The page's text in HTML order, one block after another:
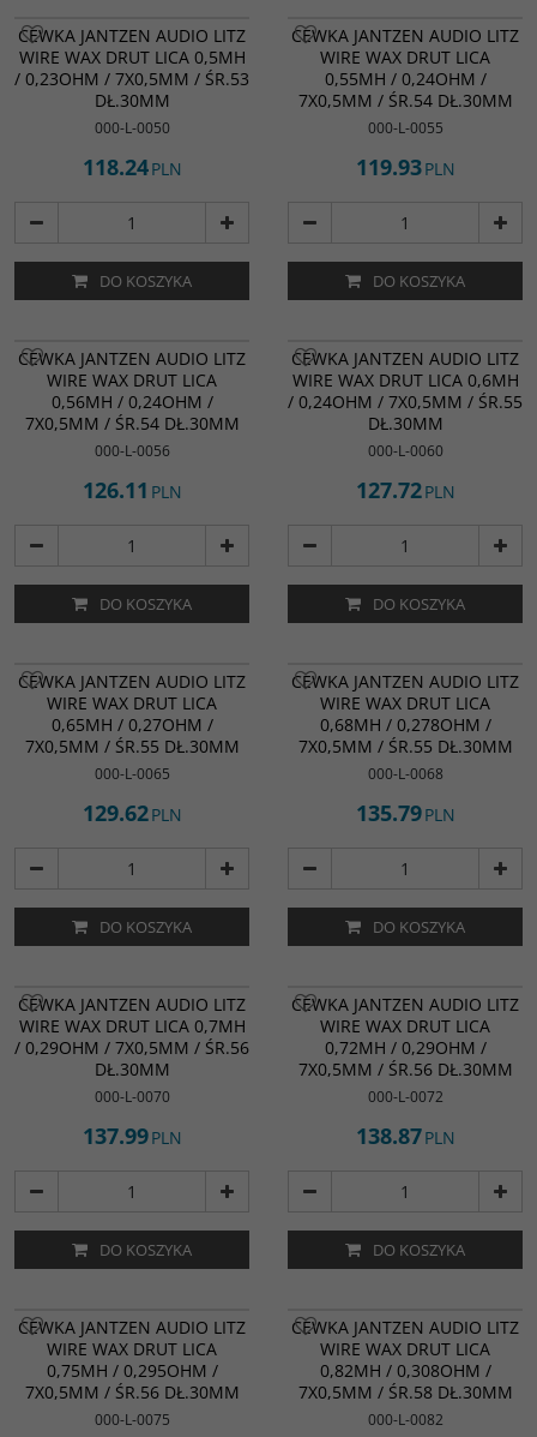
CEWKA JANTZEN AUDIO LITZ
WIRE WAX DRUT LICA 0,5MH
/ 0,23OHM / 7X0,5MM / ŚR.53
DŁ.30MM
000-L-0050
118.24PLN
DO KOSZYKA
CEWKA JANTZEN AUDIO LITZ
WIRE WAX DRUT LICA
0,55MH / 0,24OHM /
7X0,5MM / ŚR.54 DŁ.30MM
000-L-0055
119.93PLN
DO KOSZYKA
CEWKA JANTZEN AUDIO LITZ
WIRE WAX DRUT LICA
0,56MH / 0,24OHM /
7X0,5MM / ŚR.54 DŁ.30MM
000-L-0056
126.11 PLN
DO KOSZYKA
CEWKA JANTZEN AUDIO LITZ
WIRE WAX DRUT LICA 0,6MH
/ 0,24OHM / 7X0,5MM / ŚR.55
DŁ.30MM
000-L-0060
127.72PLN
DO KOSZYKA
CEWKA JANTZEN AUDIO LITZ
WIRE WAX DRUT LICA
0,65MH / 0,27OHM /
7X0,5MM / ŚR.55 DŁ.30MM
000-L-0065
129.62PLN
DO KOSZYKA
CEWKA JANTZEN AUDIO LITZ
WIRE WAX DRUT LICA
0,68MH / 0,278OHM /
7X0,5MM / ŚR.55 DŁ.30MM
000-L-0068
135.79PLN
DO KOSZYKA
CEWKA JANTZEN AUDIO LITZ
WIRE WAX DRUT LICA 0,7MH
/ 0,29OHM / 7X0,5MM / ŚR.56
DŁ.30MM
000-L-0070
137.99PLN
DO KOSZYKA
CEWKA JANTZEN AUDIO LITZ
WIRE WAX DRUT LICA
0,72MH / 0,29OHM /
7X0,5MM / ŚR.56 DŁ.30MM
000-L-0072
138.87PLN
DO KOSZYKA
CEWKA JANTZEN AUDIO LITZ
WIRE WAX DRUT LICA
0,75MH / 0,295OHM /
7X0,5MM / ŚR.56 DŁ.30MM
000-L-0075
CEWKA JANTZEN AUDIO LITZ
WIRE WAX DRUT LICA
0,82MH / 0,308OHM /
7X0,5MM / ŚR.58 DŁ.30MM
000-L-0082